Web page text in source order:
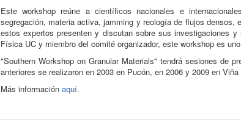
Este workshop reúne a científicos nacionales e
segregación, materia activa, jamming y reología de flujos
estos expertos presenten y discutan sobre sus investigaciones
Física UC y miembro del comité organizador, este workshop es
"Southern Workshop on Granular Materials" tendrá sesiones de
anteriores se realizaron en 2003 en Pucón, en 2006 y 2009 en
Más información aquí.